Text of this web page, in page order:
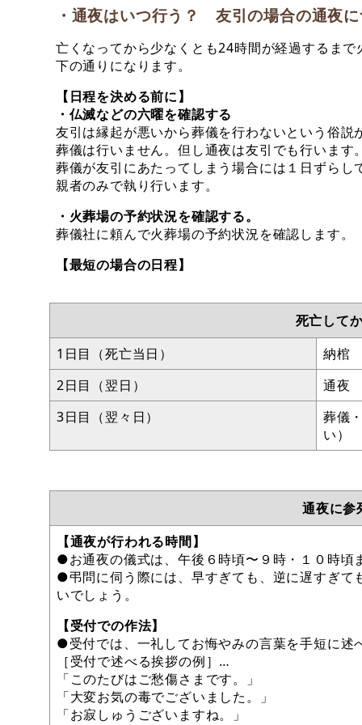
・通夜はいつ行う？ 友引の場合の通夜
亡くなってから少なくとも24時間が経過するま
下の通りになります。
【日程を決める前に】
・仏滅などの六曜を確認する
友引は縁起が悪いから葬儀を行わないという俗説
葬儀は行いません。但し通夜は友引でも行います。
葬儀が友引にあたってしまう場合には１日ずら
親者のみで執り行います。
・火葬場の予約状況を確認する。
葬儀社に頼んで火葬場の予約状況を確認します。
【最短の場合の日程】
死亡して
1日目（死亡当日）
納棺
2日目（翌日）
通夜
3日目（翌々日）
葬儀
い）
通夜に参
【通夜が行われる時間】
●お通夜の儀式は、午後６時頃〜９時・１０時頃
●弔問に伺う際には、早すぎても、逆に遅すぎて
いでしょう。
【受付での作法】
●受付では、一礼してお悔やみの言葉を手短に述
［受付で述べる挨拶の例］…
「このたびはご愁傷さまです。」
「大変お気の毒でございました。」
「お寂しゅうございますね。」